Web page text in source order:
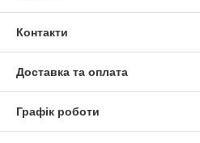
Контакти
Доставка та оплата
Графік роботи